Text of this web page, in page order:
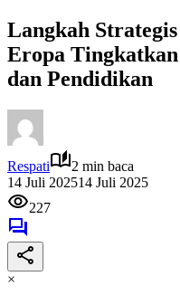
Langkah
Eropa
dan Pendidikan
Respati
2 min baca
14 Juli 202514 Juli 2025
227
×